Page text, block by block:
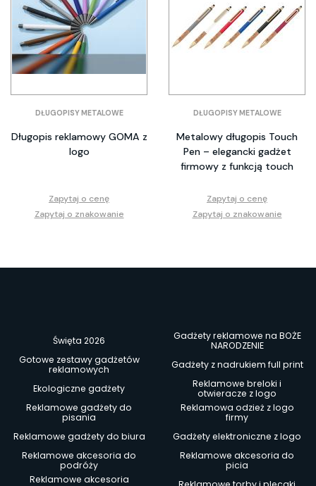
DŁUGOPISY METALOWE
Długopis reklamowy GOMA z
logo
Zapytaj o cenę
Zapytaj o znakowanie
DŁUGOPISY METALOWE
Metalowy długopis Touch
Pen – elegancki gadżet
firmowy z funkcją touch
Zapytaj o cenę
Zapytaj o znakowanie
Święta 2026
Gadżety reklamowe na BOŻE
NARODZENIE
Gotowe zestawy gadżetów
reklamowych
Gadżety z nadrukiem full print
Ekologiczne gadżety
Reklamowe breloki i
otwieracze z logo
Reklamowe gadżety do
pisania
Reklamowa odzież z logo
firmy
Reklamowe gadżety do biura
Gadżety elektroniczne z logo
Reklamowe akcesoria do
podróży
Reklamowe akcesoria do
picia
Reklamowe akcesoria